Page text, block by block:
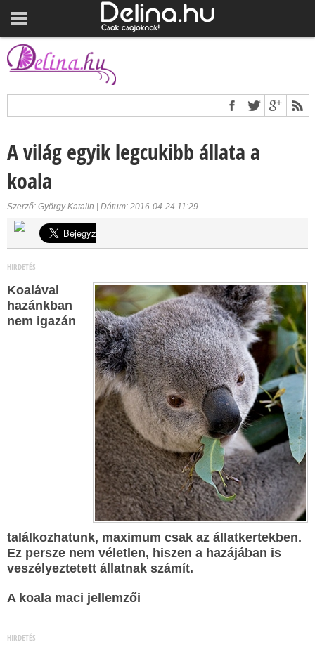
A világ egyik legcukibb állata a
koala
Szerző: György Katalin | Dátum: 2016-04-24 11:29
HIRDETÉS
Koalával
hazánkban
nem igazán
találkozhatunk, maximum csak az állatkertekben.
Ez persze nem véletlen, hiszen a hazájában is
veszélyeztetett állatnak számít.
A koala maci jellemzői
HIRDETÉS